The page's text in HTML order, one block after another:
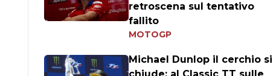
retroscena sul tentativo
fallito
MOTOGP
Michael Dunlop il cerchio si